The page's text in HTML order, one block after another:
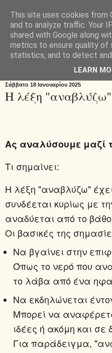
Μαθαίνοντας
Σάββατο 18 Ιανουαρίου 2025
Η λέξη "αναβλύζω"
Ας αναλύσουμε μαζί
Τι σημαίνει:
Η λέξη "αναβλύζω"
συνδέεται κυρίως με
αναδύεται από το
Οι βασικές της
Να βγαίνει στην
Όπως το νερό που
το λάβα από ένα
Να εκδηλώνεται
Μπορεί να
ιδέες ή ακόμη και σε
Για παράδειγμα,
This site uses cookies from
and to analyze traffic. Your
shared with Google along
metrics to ensure quality of
statistics, and to detect and
LEARN